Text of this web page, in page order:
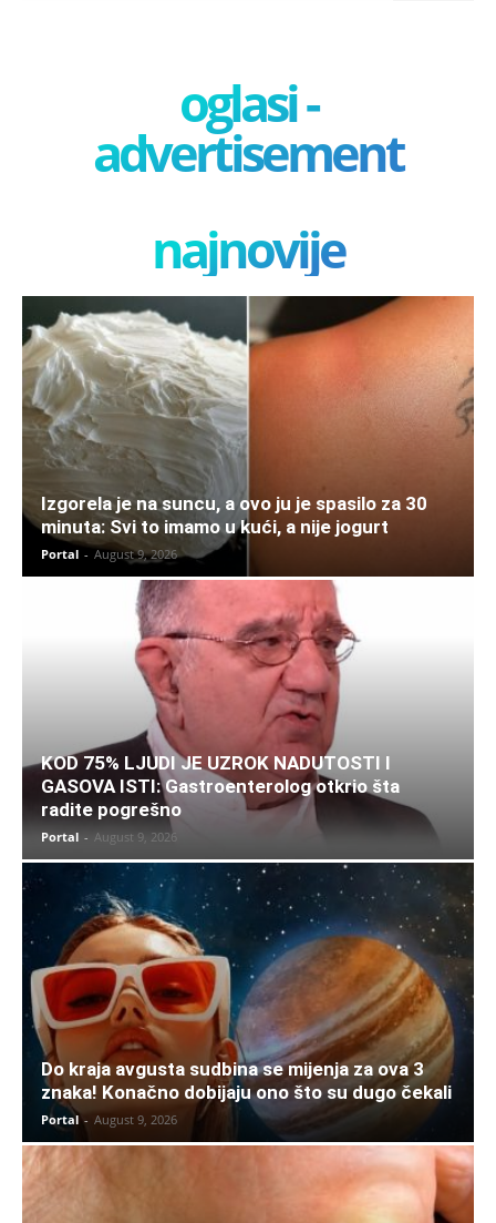
oglasi -
advertisement
najnovije
Izgorela je na suncu, a ovo ju je spasilo za 30
minuta: Svi to imamo u kući, a nije jogurt
Portal - August 9, 2026
KOD 75% LJUDI JE UZROK NADUTOSTI I
GASOVA ISTI: Gastroenterolog otkrio šta
radite pogrešno
Portal - August 9, 2026
Do kraja avgusta sudbina se mijenja za ova 3
znaka! Konačno dobijaju ono što su dugo čekali
Portal - August 9, 2026